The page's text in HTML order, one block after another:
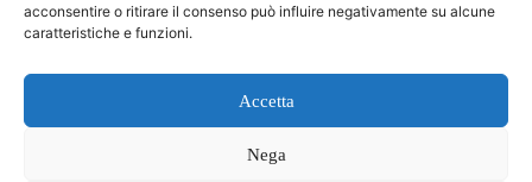
acconsentire o ritirare il consenso può influire negativamente su alcune
caratteristiche e funzioni.
Accetta
Nega